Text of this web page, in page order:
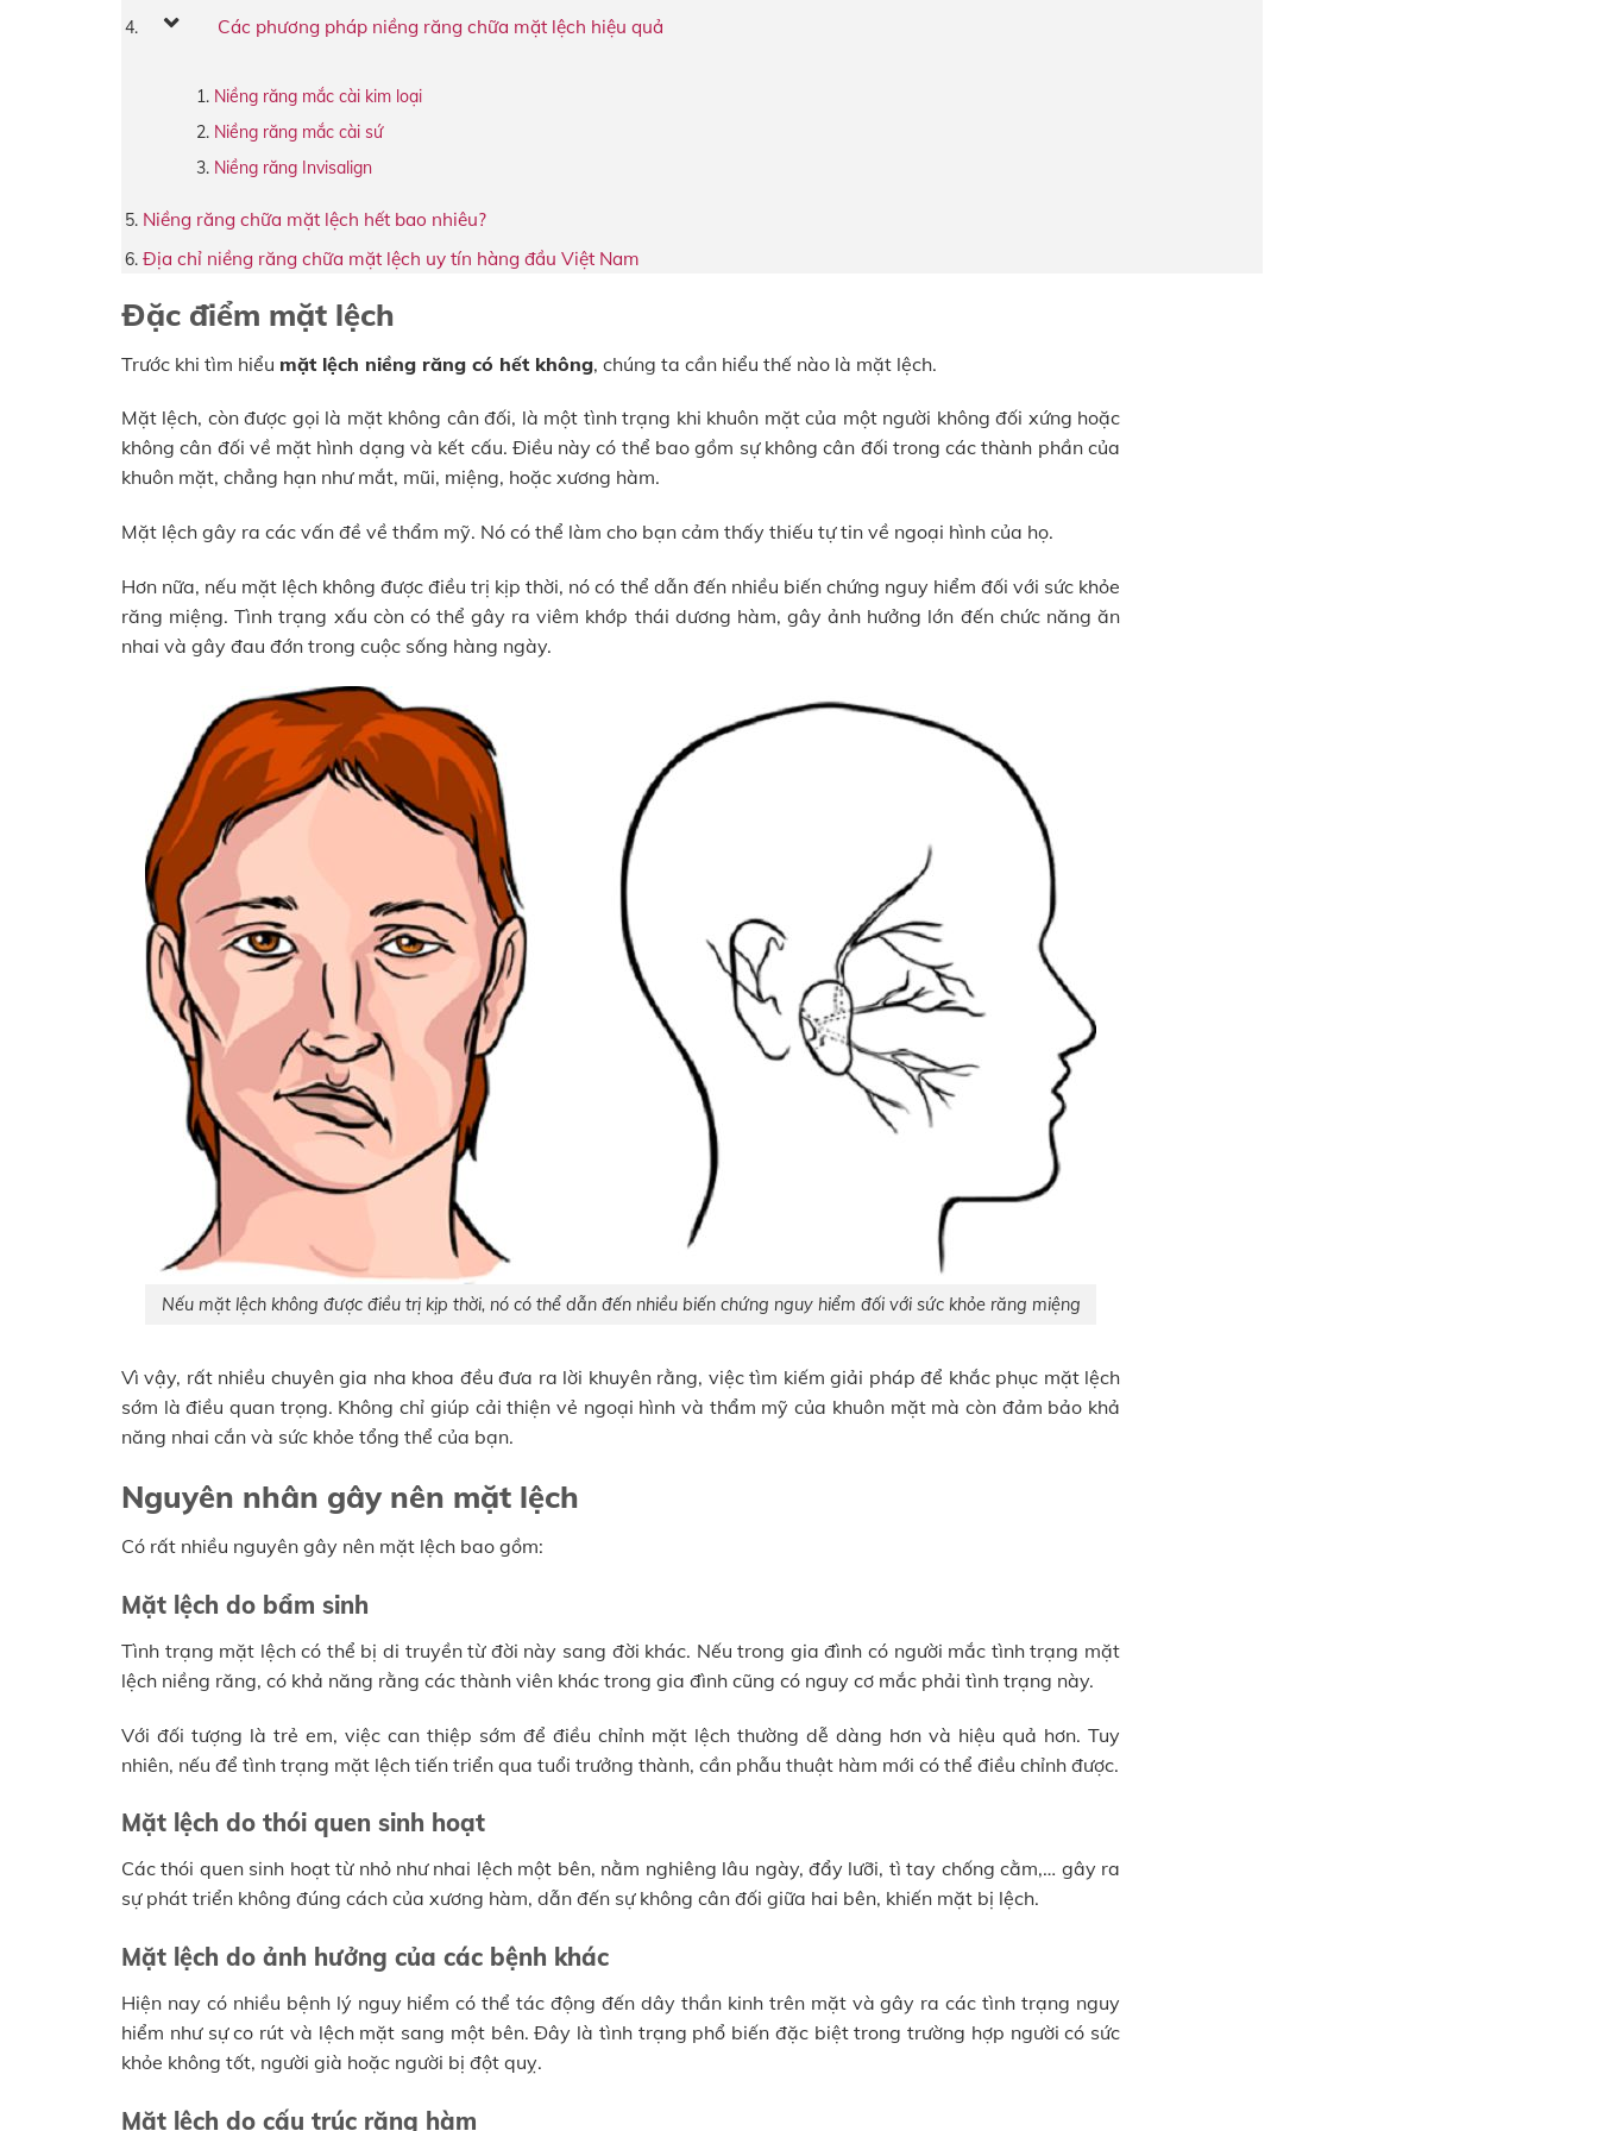
Các phương pháp niềng răng chữa mặt lệch hiệu quả
Niềng răng mắc cài kim loại
Niềng răng mắc cài sứ
Niềng răng Invisalign
Niềng răng chữa mặt lệch hết bao nhiêu?
Địa chỉ niềng răng chữa mặt lệch uy tín hàng đầu Việt Nam
Đặc điểm mặt lệch
Trước khi tìm hiểu mặt lệch niềng răng có hết không, chúng ta cần hiểu thế nào là mặt lệch.
Mặt lệch, còn được gọi là mặt không cân đối, là một tình trạng khi khuôn mặt của một người không đối xứng hoặc
không cân đối về mặt hình dạng và kết cấu. Điều này có thể bao gồm sự không cân đối trong các thành phần của
khuôn mặt, chẳng hạn như mắt, mũi, miệng, hoặc xương hàm.
Mặt lệch gây ra các vấn đề về thẩm mỹ. Nó có thể làm cho bạn cảm thấy thiếu tự tin về ngoại hình của họ.
Hơn nữa, nếu mặt lệch không được điều trị kịp thời, nó có thể dẫn đến nhiều biến chứng nguy hiểm đối với sức khỏe
răng miệng. Tình trạng xấu còn có thể gây ra viêm khớp thái dương hàm, gây ảnh hưởng lớn đến chức năng ăn
nhai và gây đau đớn trong cuộc sống hàng ngày.
Nếu mặt lệch không được điều trị kịp thời, nó có thể dẫn đến nhiều biến chứng nguy hiểm đối với sức khỏe răng miệng
Vì vậy, rất nhiều chuyên gia nha khoa đều đưa ra lời khuyên rằng, việc tìm kiếm giải pháp để khắc phục mặt lệch
sớm là điều quan trọng. Không chỉ giúp cải thiện vẻ ngoại hình và thẩm mỹ của khuôn mặt mà còn đảm bảo khả
năng nhai cắn và sức khỏe tổng thể của bạn.
Nguyên nhân gây nên mặt lệch
Có rất nhiều nguyên gây nên mặt lệch bao gồm:
Mặt lệch do bẩm sinh
Tình trạng mặt lệch có thể bị di truyền từ đời này sang đời khác. Nếu trong gia đình có người mắc tình trạng mặt
lệch niềng răng, có khả năng rằng các thành viên khác trong gia đình cũng có nguy cơ mắc phải tình trạng này.
Với đối tượng là trẻ em, việc can thiệp sớm để điều chỉnh mặt lệch thường dễ dàng hơn và hiệu quả hơn. Tuy
nhiên, nếu để tình trạng mặt lệch tiến triển qua tuổi trưởng thành, cần phẫu thuật hàm mới có thể điều chỉnh được.
Mặt lệch do thói quen sinh hoạt
Các thói quen sinh hoạt từ nhỏ như nhai lệch một bên, nằm nghiêng lâu ngày, đẩy lưỡi, tì tay chống cằm,… gây ra
sự phát triển không đúng cách của xương hàm, dẫn đến sự không cân đối giữa hai bên, khiến mặt bị lệch.
Mặt lệch do ảnh hưởng của các bệnh khác
Hiện nay có nhiều bệnh lý nguy hiểm có thể tác động đến dây thần kinh trên mặt và gây ra các tình trạng nguy
hiểm như sự co rút và lệch mặt sang một bên. Đây là tình trạng phổ biến đặc biệt trong trường hợp người có sức
khỏe không tốt, người già hoặc người bị đột quỵ.
Mặt lệch do cấu trúc răng hàm